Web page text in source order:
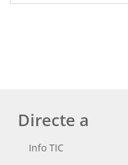
Directe a
Info TIC